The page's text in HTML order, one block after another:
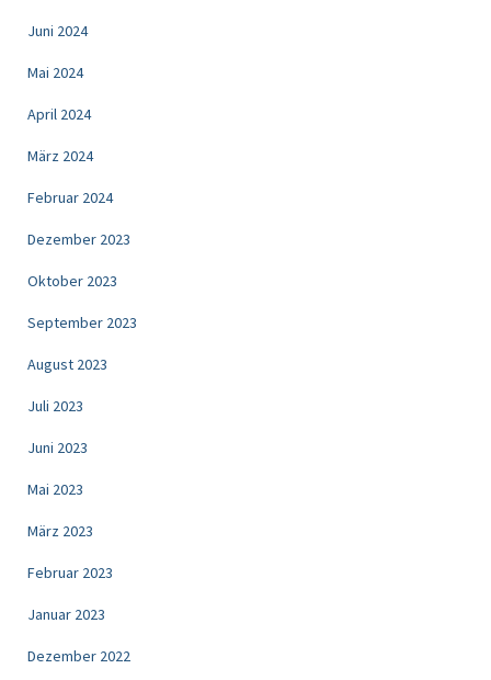
Juni 2024
Mai 2024
April 2024
März 2024
Februar 2024
Dezember 2023
Oktober 2023
September 2023
August 2023
Juli 2023
Juni 2023
Mai 2023
März 2023
Februar 2023
Januar 2023
Dezember 2022